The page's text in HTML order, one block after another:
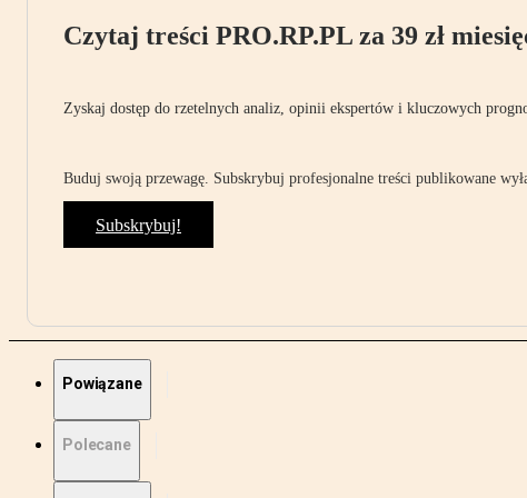
Czytaj treści PRO.RP.PL za 39 zł
Zyskaj dostęp do rzetelnych analiz, opinii ekspertów i kluczowych
Buduj swoją przewagę. Subskrybuj profesjonalne treści publikowane
Subskrybuj!
Powiązane
Polecane